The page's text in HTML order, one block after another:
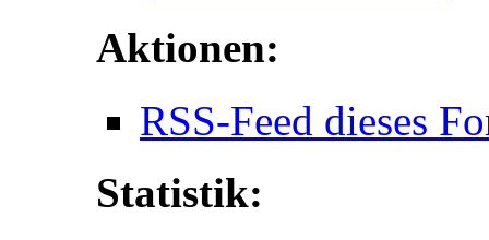
Aktionen:
RSS-Feed dieses
Statistik: